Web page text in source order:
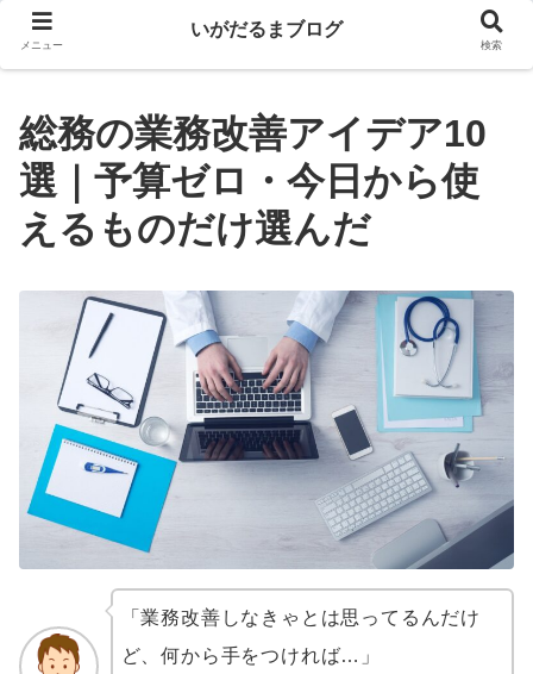
総務の業務改善アイデア10
選｜予算ゼロ・今日から使
えるものだけ選んだ
「業務改善しなきゃとは思ってるんだけ
ど、何から手をつければ…」
メニュー
いがだるまブログ
検索